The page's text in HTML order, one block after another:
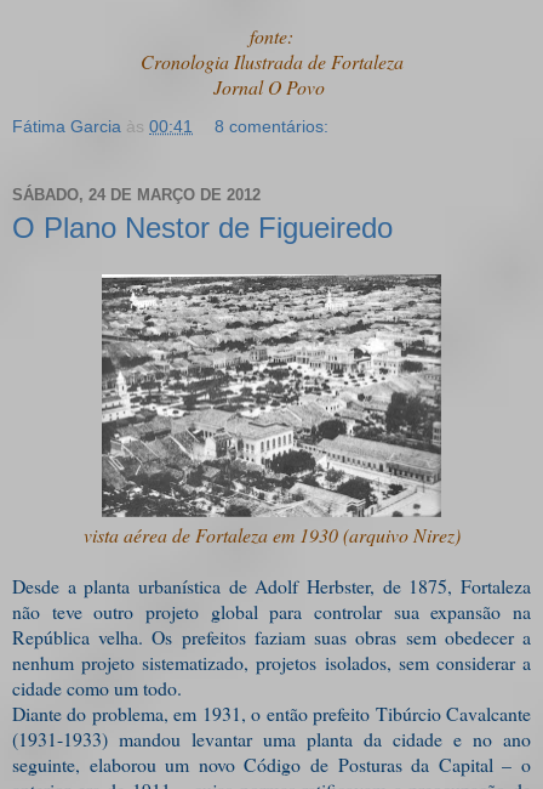
fonte:
Cronologia Ilustrada de Fortaleza
Jornal O Povo
Fátima Garcia às 00:41 8 comentários:
SÁBADO, 24 DE MARÇO DE 2012
O Plano Nestor de Figueiredo
vista aérea de Fortaleza em 1930 (arquivo Nirez)
Desde a planta urbanística de Adolf Herbster, de 1875, Fortaleza
não teve outro projeto global para controlar sua expansão na
República velha. Os prefeitos faziam suas obras sem obedecer a
nenhum projeto sistematizado, projetos isolados, sem considerar a
cidade como um todo.
Diante do problema, em 1931, o então prefeito Tibúrcio Cavalcante
(1931-1933) mandou levantar uma planta da cidade e no ano
seguinte, elaborou um novo Código de Posturas da Capital – o